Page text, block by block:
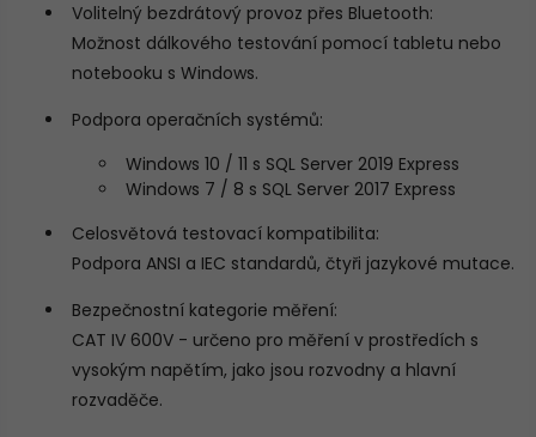
Volitelný bezdrátový provoz přes Bluetooth:
Možnost dálkového testování pomocí tabletu nebo
notebooku s Windows.
Podpora operačních systémů:
Windows 10 / 11 s SQL Server 2019 Express
Windows 7 / 8 s SQL Server 2017 Express
Celosvětová testovací kompatibilita:
Podpora ANSI a IEC standardů, čtyři jazykové mutace.
Bezpečnostní kategorie měření:
CAT IV 600V - určeno pro měření v prostředích s
vysokým napětím, jako jsou rozvodny a hlavní
rozvaděče.